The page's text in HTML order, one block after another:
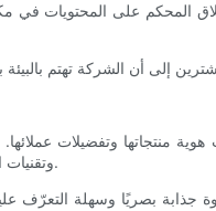
المحكم على المحتويات
منتجاتها وتفضيلات
وتقنيات الطباعة، يُمكن تخصيص كل جانب من جوانب العبوة لخلق انطباع فريد.
جذابة بصريًا وسهلة التعرّف